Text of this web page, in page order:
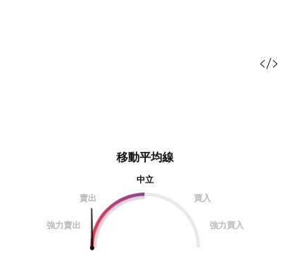
移動平均線
中立
賣出
買入
強力賣出 強力買入